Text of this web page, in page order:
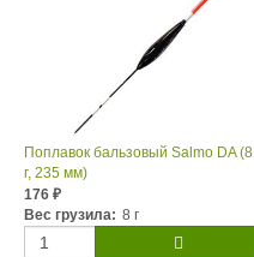
Поплавок бальзовый Salmo DA (8
г, 235 мм)
176 ₽
Вес грузила: 8 г